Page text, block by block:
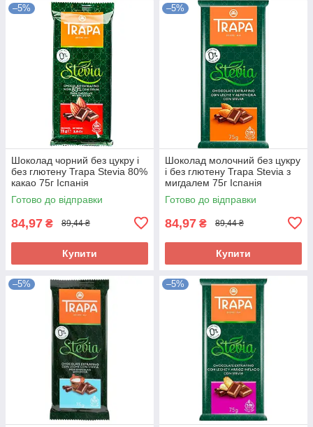
–5%
Шоколад чорний без цукру і
без глютену Trapa Stevia 80%
какао 75г Іспанія
Готово до відправки
84,97 ₴ 89,44 ₴
Купити
–5%
Шоколад молочний без цукру
і без глютену Trapa Stevia з
мигдалем 75г Іспанія
Готово до відправки
84,97 ₴ 89,44 ₴
Купити
–5% –5%